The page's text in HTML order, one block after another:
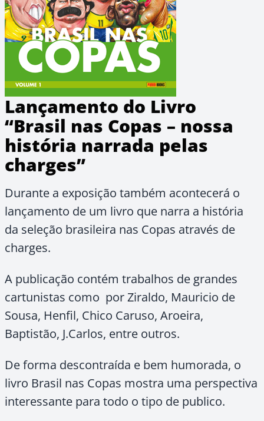
Lançamento do Livro
“Brasil nas Copas – nossa
história narrada pelas
charges”
Durante a exposição também acontecerá o
lançamento de um livro que narra a história
da seleção brasileira nas Copas através de
charges.
A publicação contém trabalhos de grandes
cartunistas como por Ziraldo, Mauricio de
Sousa, Henfil, Chico Caruso, Aroeira,
Baptistão, J.Carlos, entre outros.
De forma descontraída e bem humorada, o
livro Brasil nas Copas mostra uma perspectiva
interessante para todo o tipo de publico.